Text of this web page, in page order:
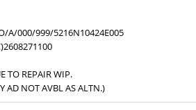
A/000/999/5216N10424E005
TO REPAIR WIP.
AD NOT AVBL AS ALTN.)